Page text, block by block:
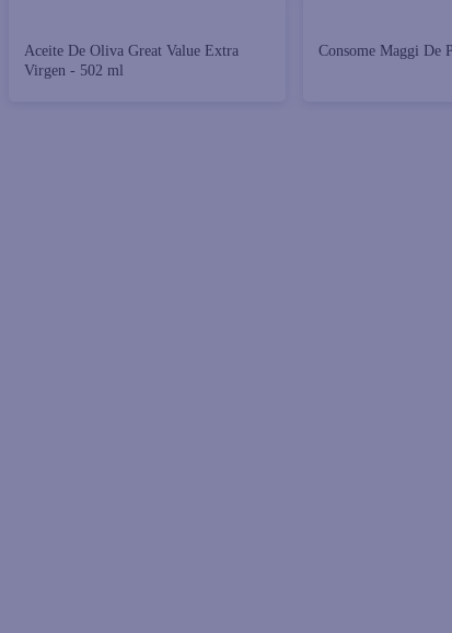
Aceite De Oliva Great Value Extra
Virgen - 502 ml
Consome Maggi De